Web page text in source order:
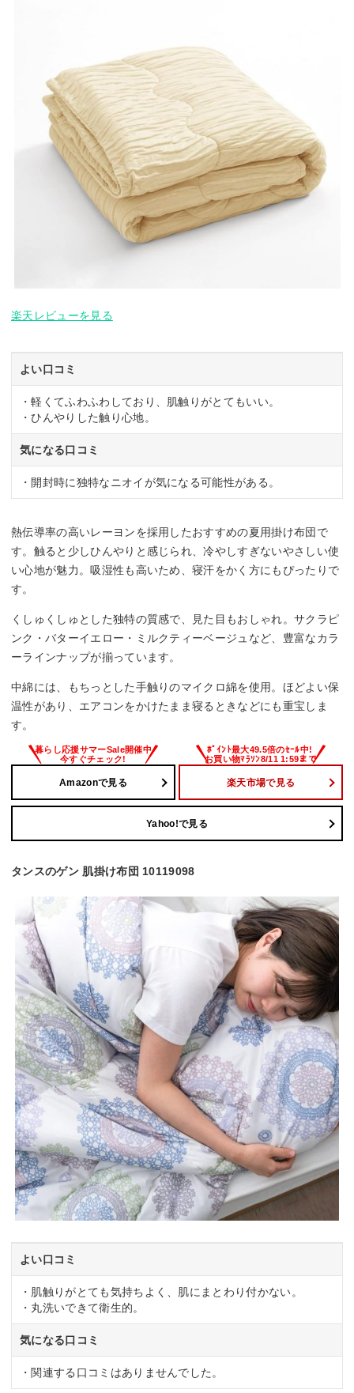
楽天レビューを見る
よい口コミ
・軽くてふわふわしており、肌触りがとてもいい。
・ひんやりした触り心地。
気になる口コミ
・開封時に独特なニオイが気になる可能性がある。
熱伝導率の高いレーヨンを採用したおすすめの夏用掛け布団で
す。触ると少しひんやりと感じられ、冷やしすぎないやさしい使
い心地が魅力。吸湿性も高いため、寝汗をかく方にもぴったりで
す。
くしゅくしゅとした独特の質感で、見た目もおしゃれ。サクラピ
ンク・バターイエロー・ミルクティーベージュなど、豊富なカラ
ーラインナップが揃っています。
中綿には、もちっとした手触りのマイクロ綿を使用。ほどよい保
温性があり、エアコンをかけたまま寝るときなどにも重宝しま
す。
Amazonで見る 楽天市場で見る
Yahoo!で見る
タンスのゲン 肌掛け布団 10119098
よい口コミ
・肌触りがとても気持ちよく、肌にまとわり付かない。
・丸洗いできて衛生的。
気になる口コミ
・関連する口コミはありませんでした。